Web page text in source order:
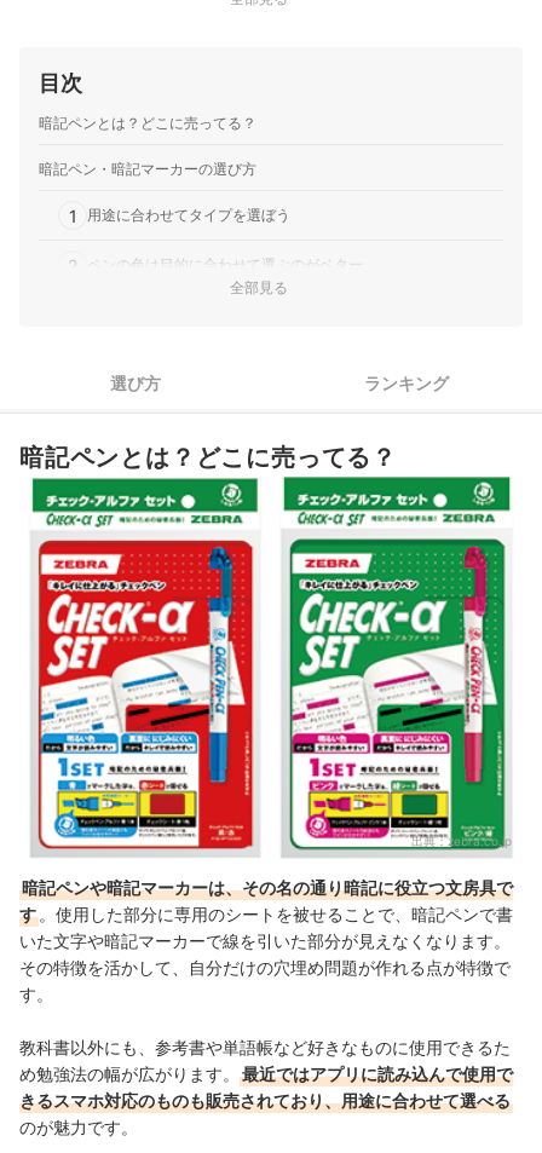
目次
暗記ペンとは？どこに売ってる？
暗記ペン・暗記マーカーの選び方
1 用途に合わせてタイプを選ぼう
2 ペンの色は目的に合わせて選ぶのがベター
シートを持っていないならセット商品がおすすめ
暗記ペンは代用できる？
ほかにも暗記に役立つアイテムをチェックしよう
暗記ペン・暗記マーカーの売れ筋ランキングもチェック！
全部見る
選び方 ランキング
暗記ペンとは？どこに売ってる？
出典：zebra.co.jp
暗記ペンや暗記マーカーは、その名の通り暗記に役立つ文房具で
す 。使用した部分に専用のシートを被せることで、暗記ペンで書
いた文字や暗記マーカーで線を引いた部分が見えなくなります。
その特徴を活かして、自分だけの穴埋め問題が作れる点が特徴で
す。
教科書以外にも、参考書や単語帳など好きなものに使用できるた
め勉強法の幅が広がります。
最近ではアプリに読み込んで使用で
きるスマホ対応のものも販売されており、用途に合わせて選べる
のが魅力です。